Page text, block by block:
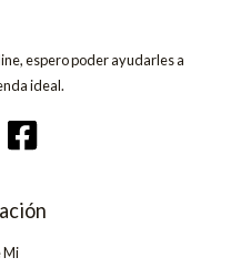
espero poder ayudarles a
ideal.
Mi